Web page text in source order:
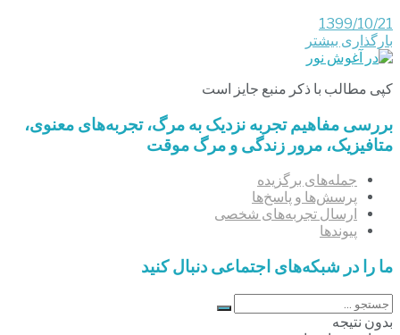
1399/10/21
بارگذاری بیشتر
کپی مطالب با ذکر منبع جایز است
بررسی مفاهیم تجربه‌ نزدیک به مرگ، تجربه‌های معنوی،
متافیزیک، مرور زندگی و مرگ موقت
جمله‌های برگزیده
پرسش‌ها و پاسخ‌ها
ارسال تجربه‌های شخصی
پیوندها
ما را در شبکه‌های اجتماعی دنبال کنید
بدون نتیجه